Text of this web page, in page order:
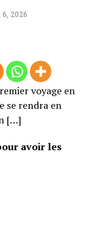
2026
voyage en
se rendra en
[…]
avoir les